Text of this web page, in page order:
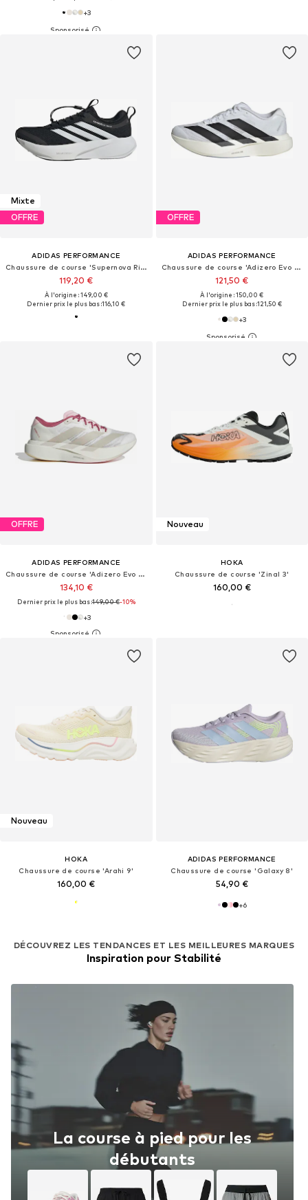
+3
Mixte
OFFRE
ADIDAS PERFORMANCE
Chaussure de course 'Supernova Rise 3'
119,20 €
À l'origine : 149,00 €
Dernier prix le plus bas :116,10 €
OFFRE
ADIDAS PERFORMANCE
Chaussure de course 'Adizero Evo SL'
121,50 €
À l'origine : 150,00 €
Dernier prix le plus bas :121,50 €
+3
OFFRE
ADIDAS PERFORMANCE
Chaussure de course 'Adizero Evo SL'
134,10 €
Dernier prix le plus bas :149,00 €-10%
+3
Nouveau
HOKA
Chaussure de course 'Zinal 3'
160,00 €
Nouveau
HOKA
Chaussure de course 'Arahi 9'
160,00 €
DÉCOUVREZ LES TENDANCES ET LES MEILLEURES MARQUES
Inspiration pour Stabilité
La course à pied pour les
débutants
ADIDAS PERFORMANCE
Chaussure de course 'Galaxy 8'
54,90 €
+6